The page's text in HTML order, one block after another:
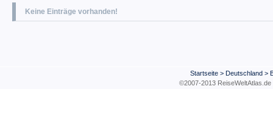
Keine Einträge vorhanden!
Startseite> Deutschland>
©2007-2013